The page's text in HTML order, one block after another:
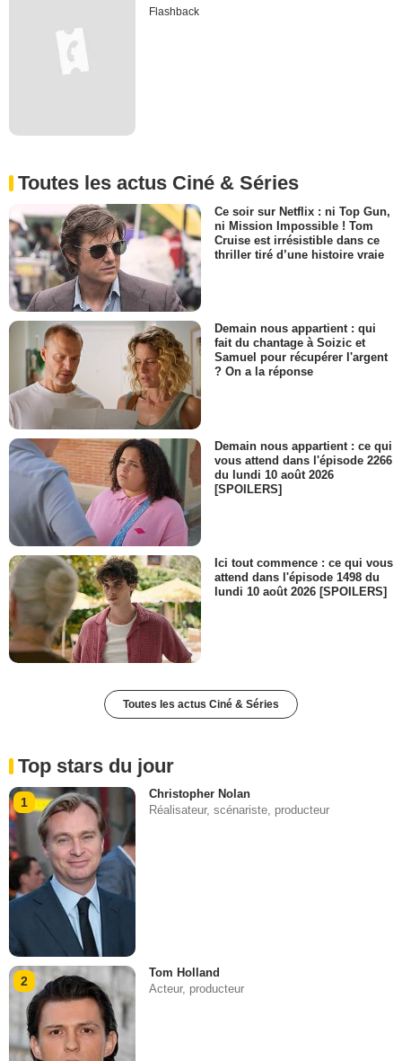
Flashback
Toutes les actus Ciné & Séries
Ce soir sur Netflix : ni Top Gun,
ni Mission Impossible ! Tom
Cruise est irrésistible dans ce
thriller tiré d’une histoire vraie
Demain nous appartient : qui
fait du chantage à Soizic et
Samuel pour récupérer l'argent
? On a la réponse
Demain nous appartient : ce qui
vous attend dans l'épisode 2266
du lundi 10 août 2026
[SPOILERS]
Ici tout commence : ce qui vous
attend dans l'épisode 1498 du
lundi 10 août 2026 [SPOILERS]
Toutes les actus Ciné & Séries
Top stars du jour
1
Christopher Nolan
Réalisateur, scénariste, producteur
2
Tom Holland
Acteur, producteur